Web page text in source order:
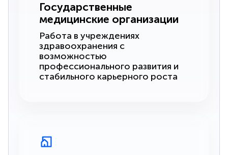
Государственные
медицинские организации
Работа в учреждениях
здравоохранения с
возможностью
профессионального развития и
стабильного карьерного роста